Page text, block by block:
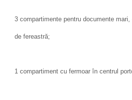
3 compartimente pentru documente
de fereastră;
1 compartiment cu fermoar în centrul